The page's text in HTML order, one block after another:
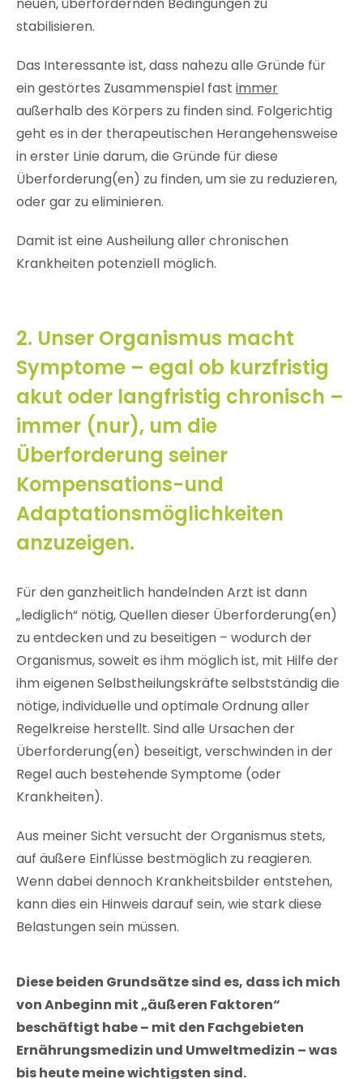
neuen, überfordernden Bedingungen zu
stabilisieren.
Das Interessante ist, dass nahezu alle Gründe für
ein gestörtes Zusammenspiel fast immer
außerhalb des Körpers zu finden sind. Folgerichtig
geht es in der therapeutischen Herangehensweise
in erster Linie darum, die Gründe für diese
Überforderung(en) zu finden, um sie zu reduzieren,
oder gar zu eliminieren.
Damit ist eine Ausheilung aller chronischen
Krankheiten potenziell möglich.
2. Unser Organismus macht
Symptome – egal ob kurzfristig
akut oder langfristig chronisch –
immer (nur), um die
Überforderung seiner
Kompensations-und
Adaptationsmöglichkeiten
anzuzeigen.
Für den ganzheitlich handelnden Arzt ist dann
„lediglich“ nötig, Quellen dieser Überforderung(en)
zu entdecken und zu beseitigen – wodurch der
Organismus, soweit es ihm möglich ist, mit Hilfe der
ihm eigenen Selbstheilungskräfte selbstständig die
nötige, individuelle und optimale Ordnung aller
Regelkreise herstellt. Sind alle Ursachen der
Überforderung(en) beseitigt, verschwinden in der
Regel auch bestehende Symptome (oder
Krankheiten).
Aus meiner Sicht versucht der Organismus stets,
auf äußere Einflüsse bestmöglich zu reagieren.
Wenn dabei dennoch Krankheitsbilder entstehen,
kann dies ein Hinweis darauf sein, wie stark diese
Belastungen sein müssen.
Diese beiden Grundsätze sind es, dass ich mich
von Anbeginn mit „äußeren Faktoren“
beschäftigt habe – mit den Fachgebieten
Ernährungsmedizin und Umweltmedizin – was
bis heute meine wichtigsten sind.